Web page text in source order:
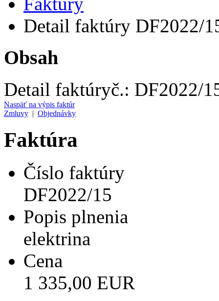
Detail faktúry DF2022/
Obsah
Detail faktúryč.: DF2022/
Naspäť na výpis faktúr
Zmluvy | Objednávky
Faktúra
Číslo faktúry
DF2022/15
Popis plnenia
elektrina
Cena
1 335,00 EUR